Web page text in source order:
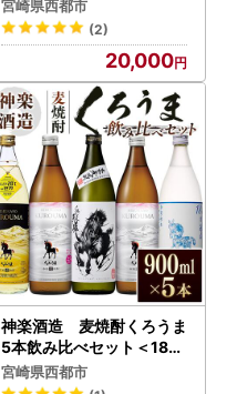
3650』＜7-16a＞
宮崎県西都市
(2)
20,000
神楽酒造 麦焼酎くろうま
5本飲み比べセット＜18-5
0a＞
宮崎県西都市